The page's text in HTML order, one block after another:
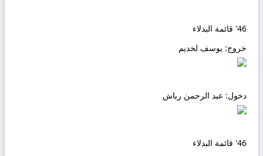
46' قائمة البدلاء
خروج: يوسف لخديم
دخول: عبد الرحمن رباش
46' قائمة البدلاء